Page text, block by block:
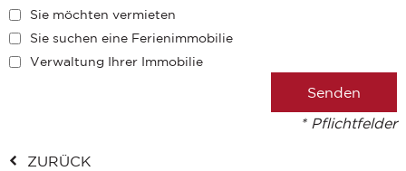
Sie möchten vermieten
Sie suchen eine Ferienimmobilie
Verwaltung Ihrer Immobilie
* Pflichtfelder
ZURÜCK